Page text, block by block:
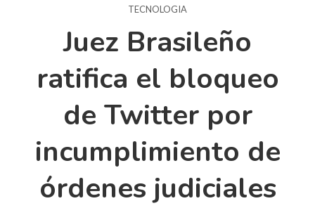
TECNOLOGIA
Juez Brasileño
ratifica el bloqueo
de Twitter por
incumplimiento de
órdenes judiciales